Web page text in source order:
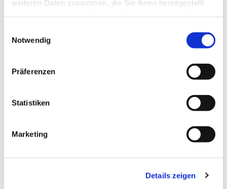
weiteren Daten zusammen, die Sie ihnen bereitgestellt
Notwendig
Präferenzen
Statistiken
Marketing
Details zeigen
Jungschar für Jungen und Mädels